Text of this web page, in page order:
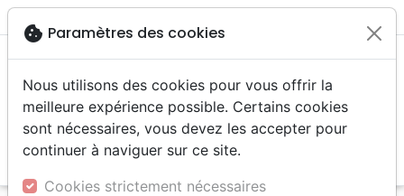
menu
cookie Paramètres des cookies
Nous utilisons des cookies pour vous offrir la
meilleure expérience possible. Certains cookies
sont nécessaires, vous devez les accepter pour
continuer à naviguer sur ce site.
Cookies strictement nécessaires